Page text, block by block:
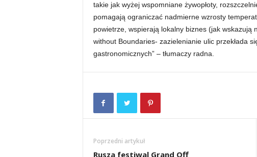
takie jak wyżej wspomniane żywopłoty,
pomagają ograniczać nadmierne wzrosty
powietrze, wspierają lokalny biznes (jak
without Boundaries- zazielenianie ulic przekłada
gastronomicznych” – tłumaczy radna.
Poprzedni artykuł
Rusza festiwal Grand Off